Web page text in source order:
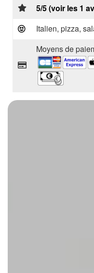
5/5 (voir les 1
Italien, pizza,
Moyens de